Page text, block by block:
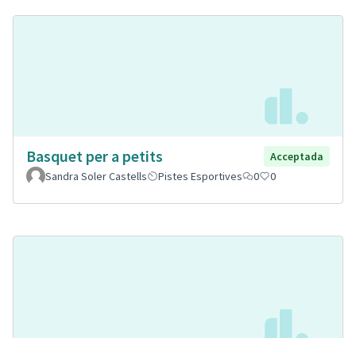
Basquet per a petits
Acceptada
Sandra Soler Castells
Pistes Esportives 0 0